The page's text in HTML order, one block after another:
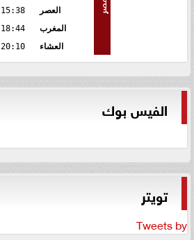
مصر
العصر
15:38
المغرب
18:44
العشاء
20:10
الفيس بوك
تويتر
Tweets by